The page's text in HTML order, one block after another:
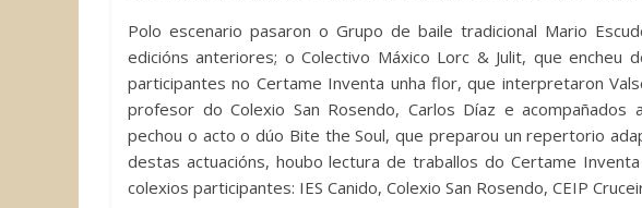
Polo escenario pasaron o Grupo de baile tradicional Mario
edicións anteriores; o Colectivo Máxico Lorc & Julit, que encheu
participantes no Certame Inventa unha flor, que interpretaron
profesor do Colexio San Rosendo, Carlos Díaz e acompañados
pechou o acto o dúo Bite the Soul, que preparou un repertorio
destas actuacións, houbo lectura de traballos do Certame
colexios participantes: IES Canido, Colexio San Rosendo, CEIP